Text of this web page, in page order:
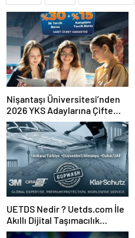
Nişantaşı Üniversitesi’nden
2026 YKS Adaylarına Çifte
Güvence: Sabit Ücret ve
Kesintisiz Burs
UETDS Nedir ? Uetds.com İle
Akıllı Dijital Taşımacılık
Yazılımı